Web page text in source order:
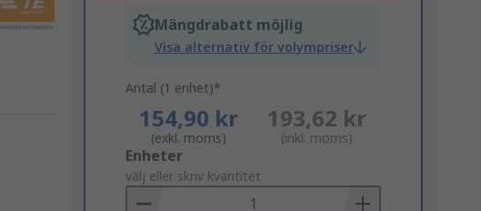
Mängdrabatt möjlig
Visa alternativ för volympriser
Antal (1 enhet)*
154,90 kr
(exkl. moms)
193,62 kr
(inkl. moms)
Add
to
Basket
Enheter
välj eller skriv kvantitet